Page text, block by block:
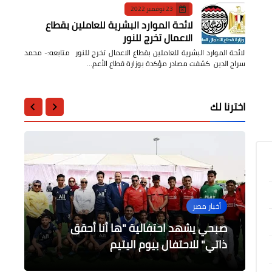
23 نوفمبر 2022
لائحة الموارد البشرية للعاملين بقطاع
الاعمال تخرج للنور
لائحة الموارد البشرية للعاملين بقطاع الاعمال تخرج للنور متابعه:- محمد
سراج الدين كشفت مصادر مؤكدة بوزارة قطاع الأعم…
اخترنا لك
أخبار مصر
صبحي يشهد احتفالية "ها أنا أحقق
ذاتي" للاحتفال بيوم اليتيم
الرياضة
تشكيل الزمالك لمباراة ساجرادا
اقتصاد وأعمال
الهجان يتابع انتظام منظومة النظافة
بشوارع حي شرق شبرا الخيمة
فن
الفنان راغب علامة رد على الاتهامات التي
وجهت له
محافظات
افتتاح مسجد السيدة خديجة بنت خويلد
بأكتوبر